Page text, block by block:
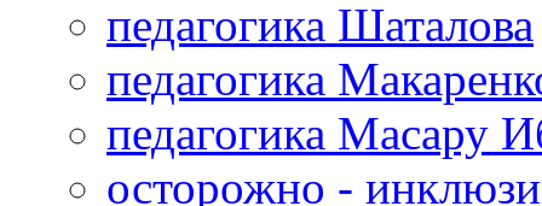
педагогика Шаталова
педагогика
педагогика Масару
осторожно -